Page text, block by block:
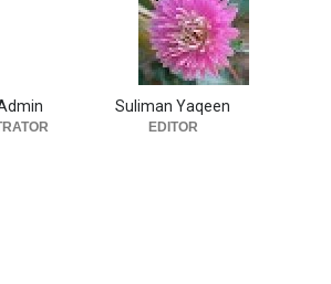
Suliman Yaqeen
EDITOR